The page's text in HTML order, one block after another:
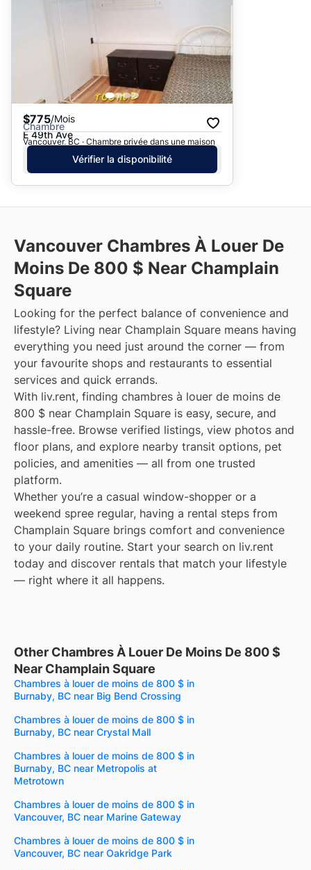
$775/Mois
Chambre
E 49th Ave
Vancouver, BC · Chambre privée dans une maison
Vérifier la disponibilité
Vancouver Chambres À Louer De
Moins De 800 $ Near Champlain
Square
Looking for the perfect balance of convenience and
lifestyle? Living near Champlain Square means having
everything you need just around the corner — from
your favourite shops and restaurants to essential
services and quick errands.
With liv.rent, finding chambres à louer de moins de
800 $ near Champlain Square is easy, secure, and
hassle-free. Browse verified listings, view photos and
floor plans, and explore nearby transit options, pet
policies, and amenities — all from one trusted
platform.
Whether you’re a casual window-shopper or a
weekend spree regular, having a rental steps from
Champlain Square brings comfort and convenience
to your daily routine. Start your search on liv.rent
today and discover rentals that match your lifestyle
— right where it all happens.
Other Chambres À Louer De Moins De 800 $
Near Champlain Square
Chambres à louer de moins de 800 $ in
Burnaby, BC near Big Bend Crossing
Chambres à louer de moins de 800 $ in
Burnaby, BC near Crystal Mall
Chambres à louer de moins de 800 $ in
Burnaby, BC near Metropolis at
Metrotown
Chambres à louer de moins de 800 $ in
Vancouver, BC near Marine Gateway
Chambres à louer de moins de 800 $ in
Vancouver, BC near Oakridge Park